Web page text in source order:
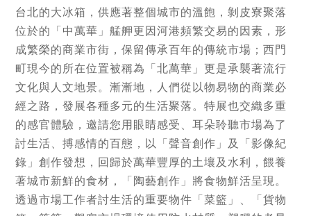
台北的大冰箱，供應著整個城市的溫飽，剝皮寮聚落
位於的「中萬華」艋舺更因河港頻繁交易的因素，形
成繁榮的商業市街，保留傳承百年的傳統市場；西門
町現今的所在位置被稱為「北萬華」更是承襲著流行
文化與人文地景。漸漸地，人們從以物易物的商業必
經之路，發展各種多元的生活聚落。特展也交織多重
的感官體驗，邀請您用眼睛感受、耳朵聆聽市場為了
討生活、搏感情的百態，以「聲音創作」及「影像紀
錄」創作發想，回歸於萬華豐厚的土壤及水利，餵養
著城市新鮮的食材，「陶藝創作」將食物鮮活呈現。
透過市場工作者討生活的重要物件「菜籃」、「貨物